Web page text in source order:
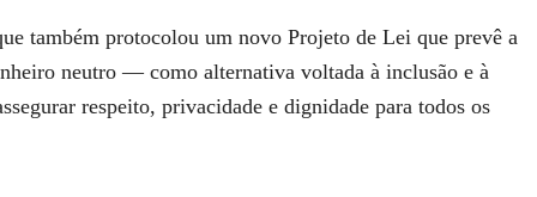
também protocolou um novo Projeto de Lei que prevê a
neutro — como alternativa voltada à inclusão e à
respeito, privacidade e dignidade para todos os